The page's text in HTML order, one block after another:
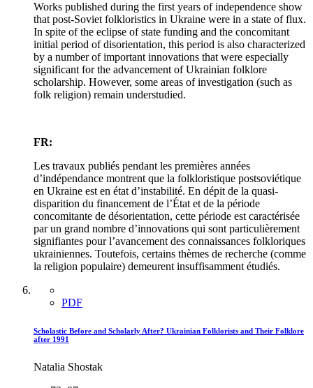
Works published during the first years of independence show
that post-Soviet folkloristics in Ukraine were in a state of flux.
In spite of the eclipse of state funding and the concomitant
initial period of disorientation, this period is also characterized
by a number of important innovations that were especially
significant for the advancement of Ukrainian folklore
scholarship. However, some areas of investigation (such as
folk religion) remain understudied.
FR:
Les travaux publiés pendant les premières années
d’indépendance montrent que la folkloristique postsoviétique
en Ukraine est en état d’instabilité. En dépit de la quasi-
disparition du financement de l’État et de la période
concomitante de désorientation, cette période est caractérisée
par un grand nombre d’innovations qui sont particulièrement
signifiantes pour l’avancement des connaissances folkloriques
ukrainiennes. Toutefois, certains thèmes de recherche (comme
la religion populaire) demeurent insuffisamment étudiés.
PDF
Scholastic Before and Scholarly After? Ukrainian Folklorists and Their Folklore
after 1991
Natalia Shostak